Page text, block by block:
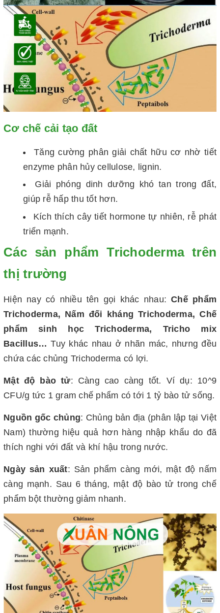
Cơ chế cải tạo đất
Tăng cường phân giải chất hữu cơ nhờ tiết
enzyme phân hủy cellulose, lignin.
Giải phóng dinh dưỡng khó tan trong đất,
giúp rễ hấp thu tốt hơn.
Kích thích cây tiết hormone tự nhiên, rễ phát
triển mạnh.
Các sản phẩm Trichoderma trên
thị trường
Hiện nay có nhiều tên gọi khác nhau:Chế phẩm
Trichoderma, Nấm đối kháng Trichoderma, Chế
phẩm sinh học Trichoderma, Tricho mix
Bacillus… Tuy khác nhau ở nhãn mác, nhưng đều
chứa các chủng Trichoderma có lợi.
Mật độ bào tử: Càng cao càng tốt. Ví dụ: 10^9
CFU/g tức 1 gram chế phẩm có tới 1 tỷ bào tử sống.
Nguồn gốc chủng: Chủng bản địa (phân lập tại Việt
Nam) thường hiệu quả hơn hàng nhập khẩu do đã
thích nghi với đất và khí hậu trong nước.
Ngày sản xuất: Sản phẩm càng mới, mật độ nấm
càng mạnh. Sau 6 tháng, mật độ bào tử trong chế
phẩm bột thường giảm nhanh.